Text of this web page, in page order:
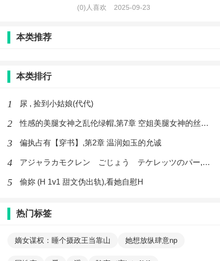
(0)人喜欢 2025-09-23
本类推荐
本类排行
1 尿 , 捡到小姑娘(代代)
2 性感的美腿女神之乱伦绿帽,第7章 空姐美腿女神的丝袜足交
3 偏执占有【穿书】,第2章 温润如玉的允诚
4 アジャラカモクレン ごじょう テケレッツのパー,【No. 42 Rube Goldberg Machine】十四
5 偷妳 (H 1v1 甜文伪出轨),看她自慰H
热门标签
嫡女谋权：睡个摄政王当靠山 她想放纵肆意np